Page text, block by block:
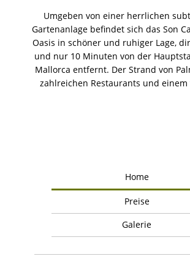
Umgeben von einer herrlichen
Gartenanlage befindet sich das Son
Oasis in schöner und ruhiger Lage,
und nur 10 Minuten von der
Mallorca entfernt. Der Strand von
zahlreichen Restaurants und
Home
Preise
Galerie